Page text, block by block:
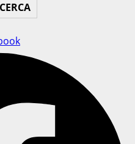
CERCA